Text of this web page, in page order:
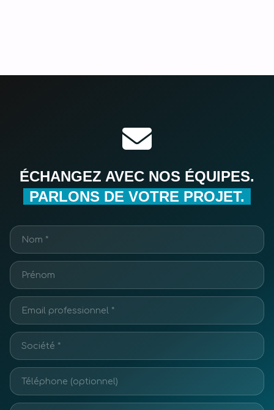
ÉCHANGEZ AVEC NOS ÉQUIPES.
PARLONS DE VOTRE PROJET.